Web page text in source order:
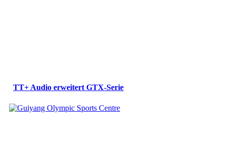
TT+ Audio erweitert GTX-Serie